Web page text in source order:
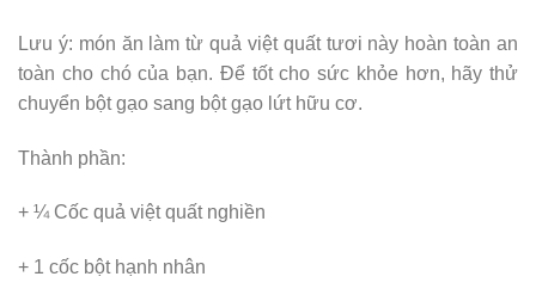
Lưu ý: món ăn làm từ quả việt quất tươi này hoàn toàn an
toàn cho chó của bạn. Để tốt cho sức khỏe hơn, hãy thử
chuyển bột gạo sang bột gạo lứt hữu cơ.
Thành phần:
+ ¼ Cốc quả việt quất nghiền
+ 1 cốc bột hạnh nhân